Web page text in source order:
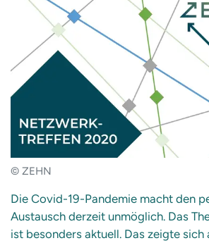
© ZEHN
Die Covid-19-Pandemie macht den
Austausch derzeit unmöglich. Das
ist besonders aktuell. Das zeigte sich